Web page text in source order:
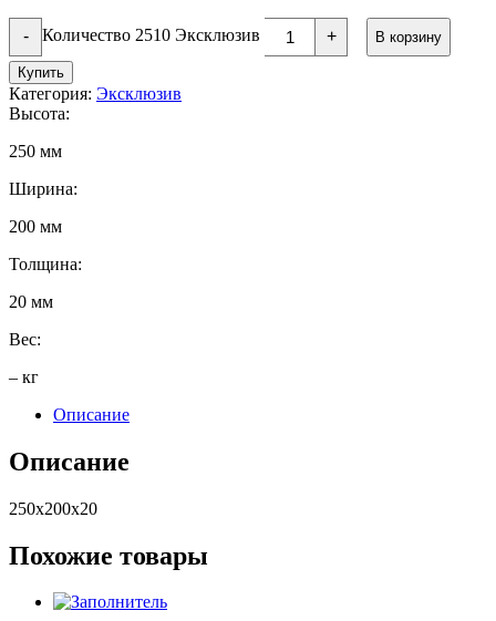
- Количество 2510 Эксклюзив + В корзину
Купить
Категория: Эксклюзив
Высота:
250 мм
Ширина:
200 мм
Толщина:
20 мм
Вес:
– кг
Описание
Описание
250х200х20
Похожие товары